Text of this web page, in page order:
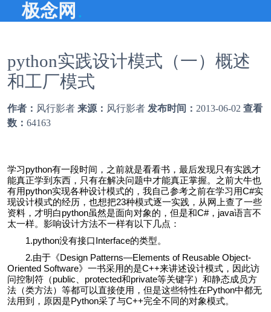
极念网 .
python实践设计模式（一）概述
和工厂模式
作者： 风行影者 来源： 风行影者 发布时间： 2013-06-02 查看
数： 64163
学习python有一段时间，之前就是看看书，最后发现只有实践才
能真正学到东西，只有在解决问题中才能真正掌握。之前大牛也
有用python实现各种设计模式的，我自己参考之前在学习用C#实
现设计模式的经历，也想把23种模式逐一实践，从网上查了一些
资料，才明白python虽然是面向对象的，但是和C#，java语言不
太一样。影响设计方法不一样有以下几点：
1.python没有接口Interface的类型。
2.由于《Design Patterns—Elements of Reusable Object-
Oriented Software》一书采用的是C++来讲述设计模式，因此访
问控制符（public、protected和private等关键字）和静态成员方
法（类方法）等都可以直接使用，但是这些特性在Python中都无
法用到，原因是Python采了与C++完全不同的对象模式。